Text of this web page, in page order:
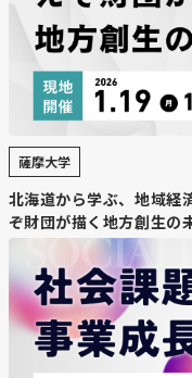
売却先選定の行方
サッポロHDは今後
交渉を打診するとみ
だし状況次第では、
も残っている。複数
予定通り年内に結論
している。
・売却対象の不動産と
対象となるサッポロ
そのうち北海道では
を保有。北海道内の
今後の運営体制や再
注目が集まる。
薩摩大学
北海道から学ぶ、地域経
ぞ財団が描く地方創生の